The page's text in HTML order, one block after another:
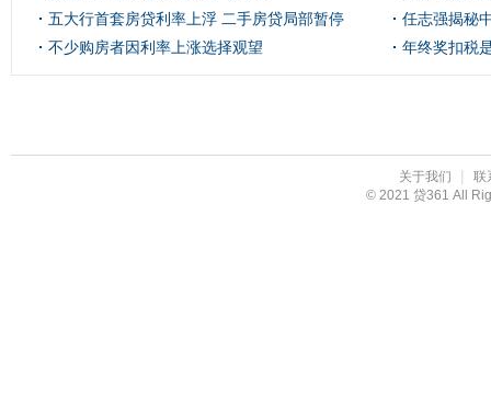
五大行首套房贷利率上浮 二手房贷局部暂停
不少购房者因利率上涨选择观望
任志强揭秘
年终奖扣税
关于我们 |
联
© 2021 贷361 All